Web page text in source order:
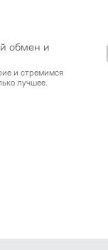
обмен и
и стремимся
лучшее.